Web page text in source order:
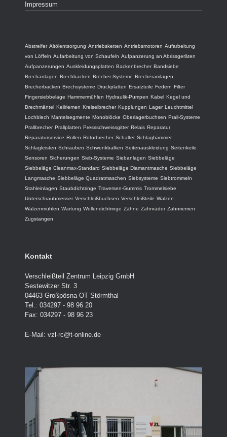
Impressum
Abstreifer Altölentsorgung Antriebsketten Antriebsmotoren Aufarbeitung
von Löffeln Aufarbeitung von Schaufeln Aufpanzerung an Abrissgeräten
Aufpanzerungen Auskleidungsplatten Backenbrecher Bandsiebe
Brechanlagen Brechbacken Brecher-Systeme Brecheramlagen
Brecherbacken Brechsysteme Druckplatten Ersatzteile Federn Filter
Fingersiebbeläge Hammermühlen Hydraulik-Pumpen Kabel Kegel und
Brechmäntel Keilriemen Kreiselbrecher Kupplungen Lager Leuchtmittel
Lochblech Mantelsegmente Monoblöcke Oberlagerbuchsen Prall-Systeme
Prallbrecher Prallplatten Pressschweissgitter Relais Reparatur
Reparaturservice Rollen Rotorbrecher Schalter Schlaghämmer
Schlagleisten Schrauben Schwenkbalken Seitenauskleidung Seitenkeile
Sensoren Sicherungen Sieb-Systeme Siebanlagen Siebbeläge
Siebbeläge Cleanmax-Standard Siebbeläge Diamantmasche Siebbeläge
Langmasche Siebbeläge Quadratmaschen Siebsysteme Siebtrommeln
Stahleinlagen Staubdichtringe Traversen-Gummis Trommelsiebe
Unterschraubmesser Verschleißbuchsen Verschleißteile Walzen
Walzenmühlen Wartung Wellendichtringe Zähne Zahnräder Zahnriemen
Zugstangen
Kontakt
Verschleißteil Zentrum Leipzig GmbH
Sestewitzer Str. 3
04463 Großpösna OT Störmthal
Tel.: 034297 - 98 96 20
Fax: 034297 - 98 96 23
E-Mail: vzl-rc@t-online.de